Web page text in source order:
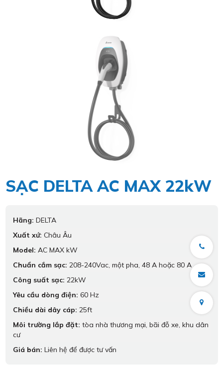
SẠC DELTA AC MAX 22kW
Hãng: DELTA
Xuất xứ: Châu Âu
Model: AC MAX kW
Chuẩn cắm sạc: 208-240Vac, một pha, 48 A hoặc 80 A
Công suất sạc: 22kW
Yêu cầu dòng điện: 60 Hz
Chiều dài dây cáp: 25ft
Môi trường lắp đặt: tòa nhà thương mại, bãi đỗ xe, khu dân
cư
Giá bán: Liên hệ để được tư vấn